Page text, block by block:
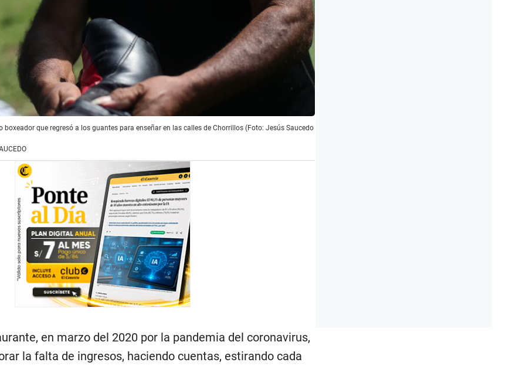
boxeador que regresó a los guantes para enseñar en las calles de Chorrillos (Foto: Jesús Saucedo
en marzo del 2020 por la pandemia del coronavirus,
la falta de ingresos, haciendo cuentas, estirando cada